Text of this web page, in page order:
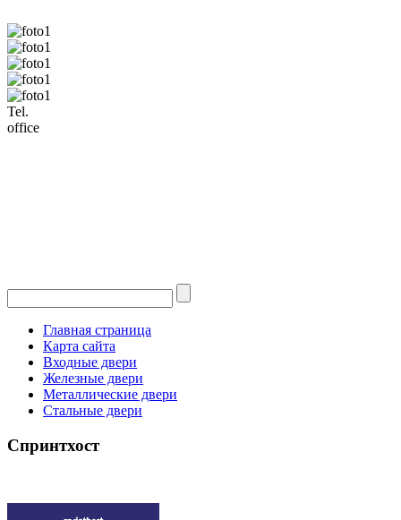
Tel.
office
Главная страница
Карта сайта
Входные двери
Железные двери
Металлические двери
Стальные двери
Спринтхост